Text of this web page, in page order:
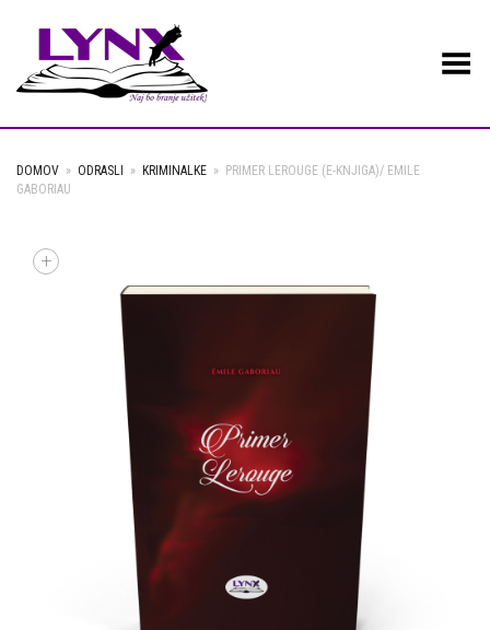
Toggle Menu
DOMOV » ODRASLI » KRIMINALKE » PRIMER LEROUGE (E-KNJIGA)/ EMILE
GABORIAU
+